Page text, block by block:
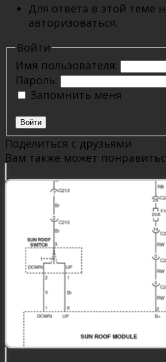
Для ответа в этой теме
авторизоваться.
Войти
Имя пользователя:
Пароль:
Запомнить меня
Войти
Поделиться с друзьями
Вам также может